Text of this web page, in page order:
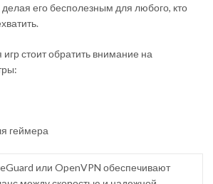
его бесполезным для любого, кто
стоит обратить внимание на
геймера
или OpenVPN обеспечивают